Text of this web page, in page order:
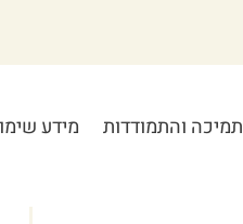
תמיכה והתמודדות מידע